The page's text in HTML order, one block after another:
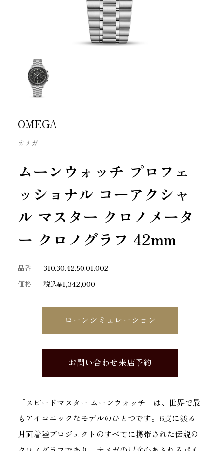
OMEGA
オメガ
ムーンウォッチ プロフェ
ッショナ ル コーアクシャ
ル マスター クロノメータ
ー クロノグラフ 42mm
品番
310.30.42.50.01.002
価格
税込¥1,342,000
ローンシミュレーション
お問い合わせ来店予約
「スピードマスター ムーンウォッチ」は、世界で最
もアイコニックなモデルのひとつです。6度に渡る
月面着陸プロジェクトのすべてに携帯された伝説の